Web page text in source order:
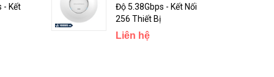
• Điểm truy cập
EAP650-Ngoài trời
• Bộ chuyển đổi PoE
- Kết
Độ 5.38Gbps - Kết Nối
256 Thiết Bị
Liên hệ